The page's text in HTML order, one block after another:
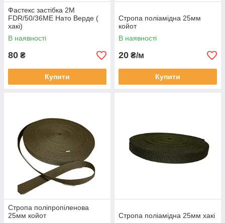
Фастекс застібка 2М
FDR/50/36ME Нато Верде (
хакі)
В наявності
80 ₴
Купити
Стропа поліамідна 25мм
койот
В наявності
20 ₴/м
Купити
Стропа поліпропіленова
25мм койот
Стропа поліамідна 25мм хакі